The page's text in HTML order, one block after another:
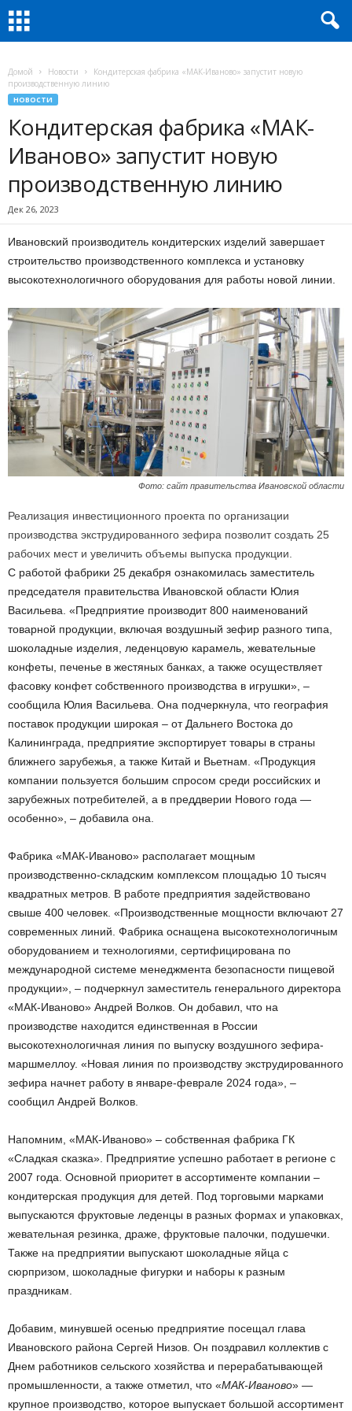
Домой Новости
Кондитерская фабрика «МАК-Иваново» запустит новую
производственную линию
НОВОСТИ
Кондитерская фабрика «МАК-
Иваново» запустит новую
производственную линию
Дек 26, 2023
Ивановский производитель кондитерских изделий завершает
строительство производственного комплекса и установку
высокотехнологичного оборудования для работы новой линии.
Фото: сайт правительства Ивановской области
Реализация инвестиционного проекта по организации
производства экструдированного зефира позволит создать 25
рабочих мест и увеличить объемы выпуска продукции.
С работой фабрики 25 декабря ознакомилась заместитель
председателя правительства Ивановской области Юлия
Васильева. «Предприятие производит 800 наименований
товарной продукции, включая воздушный зефир разного типа,
шоколадные изделия, леденцовую карамель, жевательные
конфеты, печенье в жестяных банках, а также осуществляет
фасовку конфет собственного производства в игрушки», –
сообщила Юлия Васильева. Она подчеркнула, что география
поставок продукции широкая – от Дальнего Востока до
Калининграда, предприятие экспортирует товары в страны
ближнего зарубежья, а также Китай и Вьетнам. «Продукция
компании пользуется большим спросом среди российских и
зарубежных потребителей, а в преддверии Нового года —
особенно», – добавила она.
Фабрика «МАК-Иваново» располагает мощным
производственно-складским комплексом площадью 10 тысяч
квадратных метров. В работе предприятия задействовано
свыше 400 человек. «Производственные мощности включают 27
современных линий. Фабрика оснащена высокотехнологичным
оборудованием и технологиями, сертифицирована по
международной системе менеджмента безопасности пищевой
продукции», – подчеркнул заместитель генерального директора
«МАК-Иваново» Андрей Волков. Он добавил, что на
производстве находится единственная в России
высокотехнологичная линия по выпуску воздушного зефира-
маршмеллоу. «Новая линия по производству экструдированного
зефира начнет работу в январе-феврале 2024 года», –
сообщил Андрей Волков.
Напомним, «МАК-Иваново» – собственная фабрика ГК
«Сладкая сказка». Предприятие успешно работает в регионе с
2007 года. Основной приоритет в ассортименте компании –
кондитерская продукция для детей. Под торговыми марками
выпускаются фруктовые леденцы в разных формах и упаковках,
жевательная резинка, драже, фруктовые палочки, подушечки.
Также на предприятии выпускают шоколадные яйца с
сюрпризом, шоколадные фигурки и наборы к разным
праздникам.
Добавим, минувшей осенью предприятие посещал глава
Ивановского района Сергей Низов. Он поздравил коллектив с
Днем работников сельского хозяйства и перерабатывающей
промышленности, а также отметил, что «МАК-Иваново» —
крупное производство, которое выпускает большой ассортимент